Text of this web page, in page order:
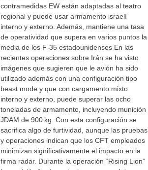
contramedidas EW están adaptadas al teatro
regional y puede usar armamento israelí
interno y externo. Además, mantiene una tasa
de operatividad que supera en varios puntos la
media de los F‑35 estadounidenses En las
recientes operaciones sobre Irán se ha visto
imágenes que sugieren que le avión ha sido
utilizado además con una configuración tipo
beast mode y que con cargamento mixto
interno y externo, puede superar las ocho
toneladas de armamento, incluyendo munición
JDAM de 900 kg. Con esta configuración se
sacrifica algo de furtividad, aunque las pruebas
y operaciones indican que los CFT empleados
minimizan significativamente el impacto en la
firma radar. Durante la operación “Rising Lion”